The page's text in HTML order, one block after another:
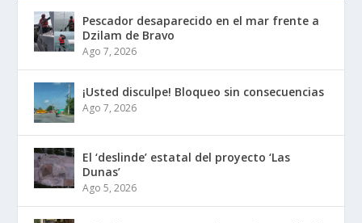
Pescador desaparecido en el mar frente a
Dzilam de Bravo
Ago 7, 2026
¡Usted disculpe! Bloqueo sin consecuencias
Ago 7, 2026
El ‘deslinde’ estatal del proyecto ‘Las
Dunas’
Ago 5, 2026